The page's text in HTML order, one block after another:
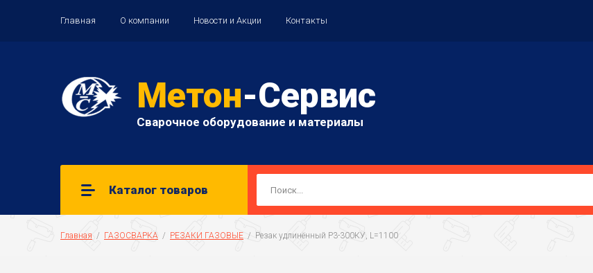
Главная О компании Новости и Акции Контакты
Метон-Сервис
Сварочное оборудование и материалы
Каталог товаров
Главная
  /
ГАЗОСВАРКА
  /
РЕЗАКИ ГАЗОВЫЕ
  /  Резак удлинённый Р3-300КУ, L=1100